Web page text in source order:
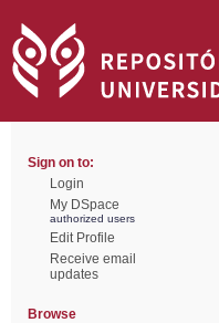
Sign on to:
Login
My DSpace
authorized users
Edit Profile
Receive email
updates
Browse